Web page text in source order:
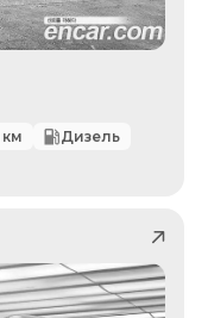
км
Дизель